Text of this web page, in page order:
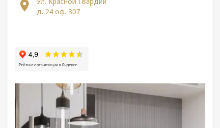
д. 24 оф. 307